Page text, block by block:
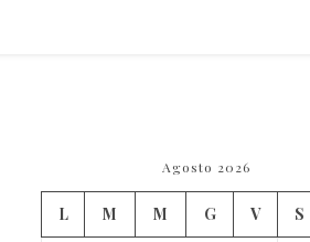
Agosto 2026
L M M G V S